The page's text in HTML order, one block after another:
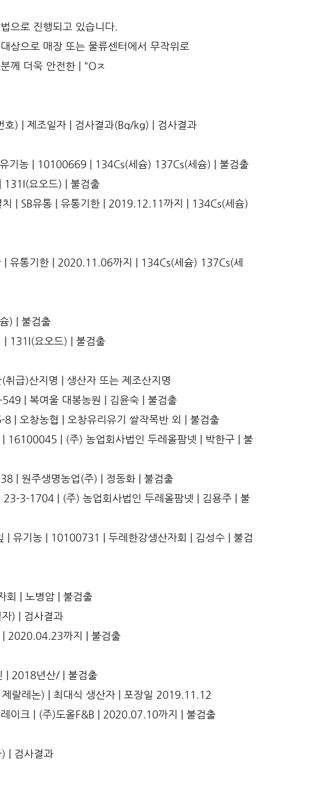
으로 진행되고 있습니다.
상으로 매장 또는 물류센터에서 무작위로
께 더욱 안전한 | "Oㅈ
호) | 제조일자 | 검사결과(Bq/kg) | 검사결과
기농 | 10100669 | 134Cs(세슘) 137Cs(세슘) | 불검출
요오드) | 불검출
| SB유통 | 유통기한 | 2019.12.11까지 | 134Cs(세슘)
유통기한 | 2020.11.06까지 | 134Cs(세슘) 137Cs(세
) | 불검출
| 131I(요오드) | 불검출
급)산지명 | 생산자 또는 제조산지명
| 복여울 대봉농원 | 김윤숙 | 불검출
| 오창농협 | 오창유리유기 쌀작목반 외 | 불검출
16100045 | (주) 농업회사법인 두레올팜넷 | 박한구 | 불
| 원주생명농업(주) | 정동화 | 불검출
3-1704 | (주) 농업회사법인 두레올팜넷 | 김용주 | 불
| 유기농 | 10100731 | 두레한강생산자회 | 김성수 | 불검
회 | 노병암 | 불검출
) | 검사결과
2020.04.23까지 | 불검출
| 2018년산/ | 불검출
랄레논) | 최대식 생산자 | 포장일 2019.11.12
이크 | (주)도올F&B | 2020.07.10까지 | 불검출
| 검사결과